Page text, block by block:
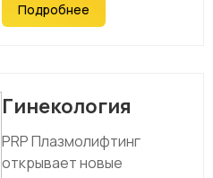
Подробнее
Гинекология
PRP Плазмолифтинг
открывает новые